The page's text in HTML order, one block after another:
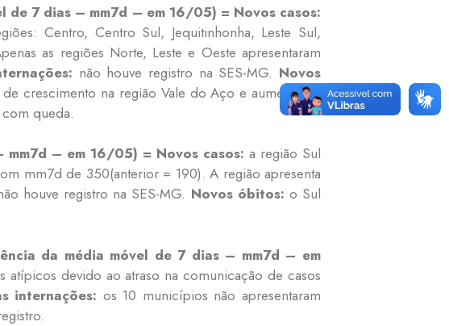
7 dias – mm7d – em 16/05) = Novos casos:
Centro, Centro Sul, Jequitinhonha, Leste Sul,
as regiões Norte, Leste e Oeste apresentaram
não houve registro na SES-MG. Novos
crescimento na região Vale do Aço e aumento na
queda.
– em 16/05) = Novos casos: a região Sul
mm7d de 350(anterior = 190). A região apresenta
houve registro na SES-MG. Novos óbitos: o Sul
da média móvel de 7 dias – mm7d – em
devido ao atraso na comunicação de casos
internações: os 10 municípios não apresentaram